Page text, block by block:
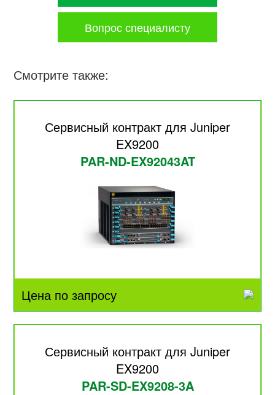
Вопрос специалисту
Смотрите также:
Сервисный контракт для Juniper
EX9200
PAR-ND-EX92043AT
Цена по запросу
Сервисный контракт для Juniper
EX9200
PAR-SD-EX9208-3A